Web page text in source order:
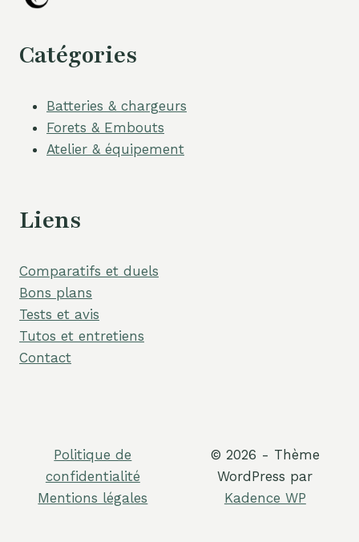
Catégories
Batteries & chargeurs
Forets & Embouts
Atelier & équipement
Liens
Comparatifs et duels
Bons plans
Tests et avis
Tutos et entretiens
Contact
Politique de
confidentialité
Mentions légales
© 2026 - Thème
WordPress par
Kadence WP